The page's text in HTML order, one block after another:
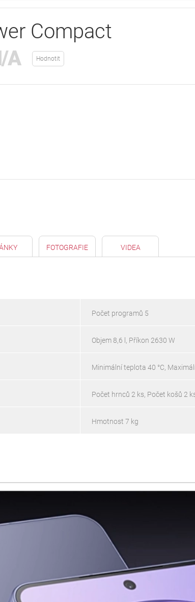
Compact
A Hodnotit
FOTOGRAFIE VIDEA
Počet programů 5
Objem 8,6 l, Příkon 2630 W
Minimální teplota 40 °C,
Počet hrnců 2 ks, Počet košů 2
Hmotnost 7 kg